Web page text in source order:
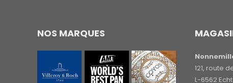
NOS MARQUES
121, route
L-6562